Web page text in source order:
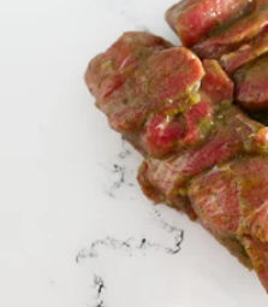
le média 0 en mode